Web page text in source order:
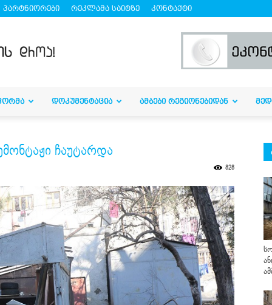
პარტნიორები რეკლამა საიტზე კონტაქტი
ᲓᲝᲙᲣᲛᲔᲜᲢᲐᲪᲘᲐ ᲐᲛᲑᲔᲑᲘ ᲠᲔᲒᲘᲝᲜᲔᲑᲘᲓᲐᲜ
ჩაუტარდა
828